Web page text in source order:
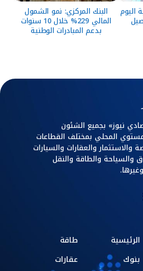
اليوم البنك المركزي: نمو الشمول
المالي 229% خلال 10 سنوات
بدعم المبادرات الوطنية
نيوز» بجميع الشئون
المحلي بمختلف القطاعات
والاستثمار والعقارات والسيارات
والسياحة والطاقة والنقل
الرئيسية
بنوك
طاقة
عقارات